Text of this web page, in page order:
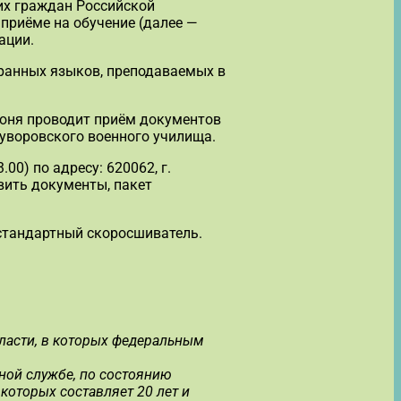
граждан Российской
на обучение (далее —
языков, преподаваемых в
проводит приём документов
военного училища.
по адресу: 620062, г.
документы, пакет
скоросшиватель.
в которых федеральным
службе, по состоянию
составляет 20 лет и